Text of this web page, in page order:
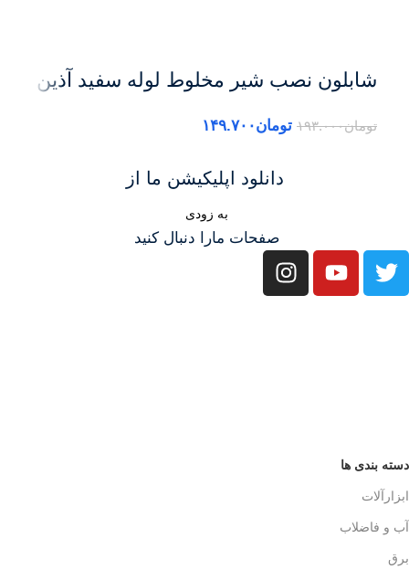
شابلون نصب شیر مخلوط لوله سفید آذین
سوراخ‌کاری استاندارد در نصب لوله‌کشی
تومان۱۹۳.۰۰۰ تومان۱۴۹.۷۰۰
دانلود اپلیکیشن ما از
به زودی
صفحات مارا دنبال کنید
دسته بندی ها
ابزارآلات
آب و فاضلاب
برق